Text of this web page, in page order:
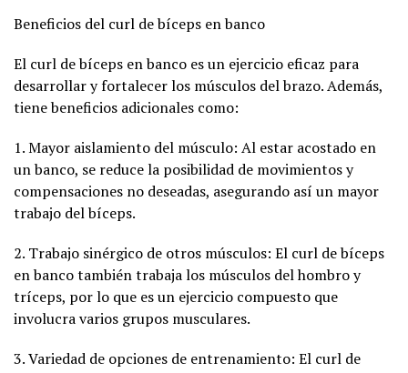
Beneficios del curl de bíceps en banco
El curl de bíceps en banco es un ejercicio eficaz para
desarrollar y fortalecer los músculos del brazo. Además,
tiene beneficios adicionales como:
1. Mayor aislamiento del músculo: Al estar acostado en
un banco, se reduce la posibilidad de movimientos y
compensaciones no deseadas, asegurando así un mayor
trabajo del bíceps.
2. Trabajo sinérgico de otros músculos: El curl de bíceps
en banco también trabaja los músculos del hombro y
tríceps, por lo que es un ejercicio compuesto que
involucra varios grupos musculares.
3. Variedad de opciones de entrenamiento: El curl de